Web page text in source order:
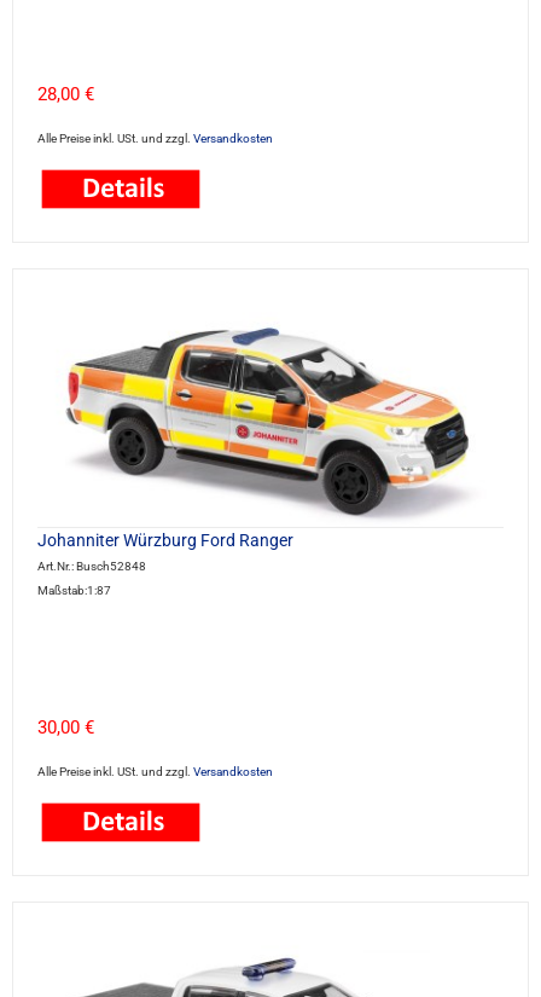
28,00 €
Alle Preise inkl. USt. und zzgl. Versandkosten
Johanniter Würzburg Ford Ranger
Art.Nr.: Busch52848
Maßstab:1:87
30,00 €
Alle Preise inkl. USt. und zzgl. Versandkosten